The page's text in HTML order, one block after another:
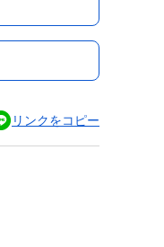
リンクをコピー